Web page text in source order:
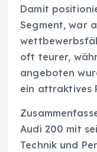
Damit
Segment, war
oft teurer,
angeboten
ein attraktives
Audi 200 mit
Technik und